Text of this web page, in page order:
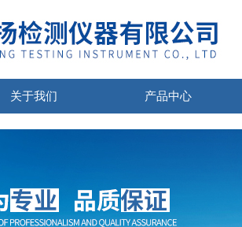
关于我们 产品中心